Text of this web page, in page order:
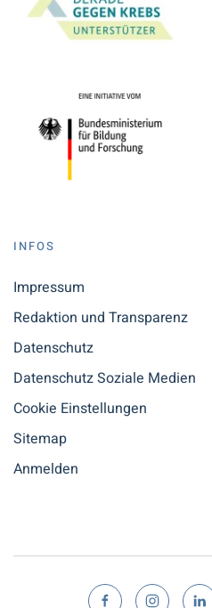
INFOS
Impressum
Redaktion und Transparenz
Datenschutz
Datenschutz Soziale Medien
Cookie Einstellungen
Sitemap
Anmelden